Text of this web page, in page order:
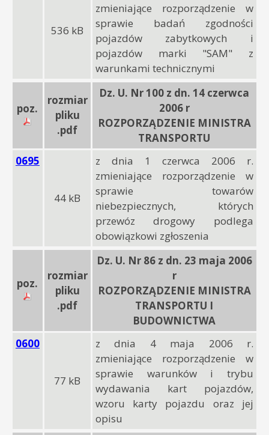
536 kB
zmieniające rozporządzenie w
sprawie badań zgodności
pojazdów zabytkowych i
pojazdów marki "SAM" z
warunkami technicznymi
poz.
rozmiar
pliku
.pdf
Dz. U. Nr 100 z dn. 14 czerwca
2006 r
ROZPORZĄDZENIE MINISTRA
TRANSPORTU
0695
44 kB
z dnia 1 czerwca 2006 r.
zmieniające rozporządzenie w
sprawie towarów
niebezpiecznych, których
przewóz drogowy podlega
obowiązkowi zgłoszenia
poz.
rozmiar
pliku
.pdf
Dz. U. Nr 86 z dn. 23 maja 2006
r
ROZPORZĄDZENIE MINISTRA
TRANSPORTU I
BUDOWNICTWA
0600
77 kB
z dnia 4 maja 2006 r.
zmieniające rozporządzenie w
sprawie warunków i trybu
wydawania kart pojazdów,
wzoru karty pojazdu oraz jej
opisu